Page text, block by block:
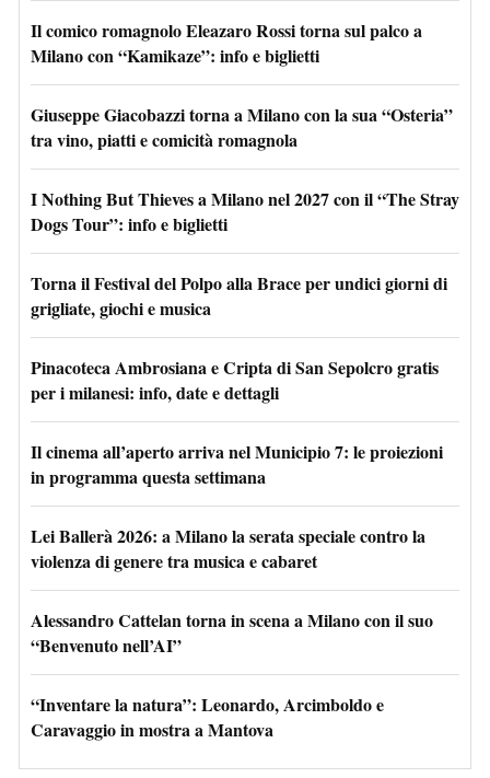
Il comico romagnolo Eleazaro Rossi torna sul palco a
Milano con “Kamikaze”: info e biglietti
Giuseppe Giacobazzi torna a Milano con la sua “Osteria”
tra vino, piatti e comicità romagnola
I Nothing But Thieves a Milano nel 2027 con il “The Stray
Dogs Tour”: info e biglietti
Torna il Festival del Polpo alla Brace per undici giorni di
grigliate, giochi e musica
Pinacoteca Ambrosiana e Cripta di San Sepolcro gratis
per i milanesi: info, date e dettagli
Il cinema all’aperto arriva nel Municipio 7: le proiezioni
in programma questa settimana
Lei Ballerà 2026: a Milano la serata speciale contro la
violenza di genere tra musica e cabaret
Alessandro Cattelan torna in scena a Milano con il suo
“Benvenuto nell’AI”
“Inventare la natura”: Leonardo, Arcimboldo e
Caravaggio in mostra a Mantova